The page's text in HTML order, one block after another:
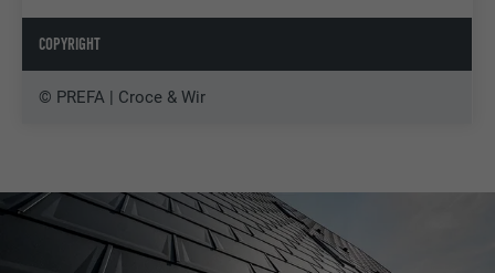
COPYRIGHT
© PREFA | Croce & Wir